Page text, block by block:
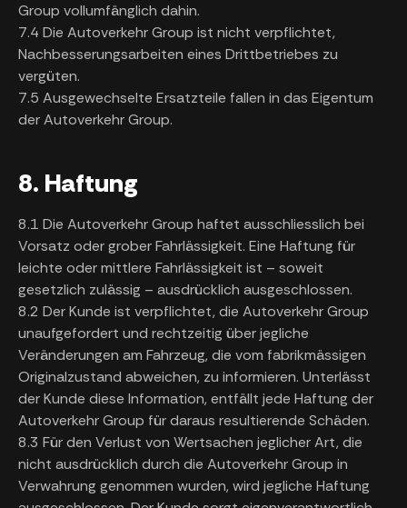
Group vollumfänglich dahin.
7.4 Die Autoverkehr Group ist nicht verpflichtet,
Nachbesserungsarbeiten eines Drittbetriebes zu
vergüten.
7.5 Ausgewechselte Ersatzteile fallen in das Eigentum
der Autoverkehr Group.
8. Haftung
8.1 Die Autoverkehr Group haftet ausschliesslich bei
Vorsatz oder grober Fahrlässigkeit. Eine Haftung für
leichte oder mittlere Fahrlässigkeit ist – soweit
gesetzlich zulässig – ausdrücklich ausgeschlossen.
8.2 Der Kunde ist verpflichtet, die Autoverkehr Group
unaufgefordert und rechtzeitig über jegliche
Veränderungen am Fahrzeug, die vom fabrikmässigen
Originalzustand abweichen, zu informieren. Unterlässt
der Kunde diese Information, entfällt jede Haftung der
Autoverkehr Group für daraus resultierende Schäden.
8.3 Für den Verlust von Wertsachen jeglicher Art, die
nicht ausdrücklich durch die Autoverkehr Group in
Verwahrung genommen wurden, wird jegliche Haftung